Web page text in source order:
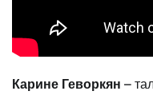
Карине Геворкян –